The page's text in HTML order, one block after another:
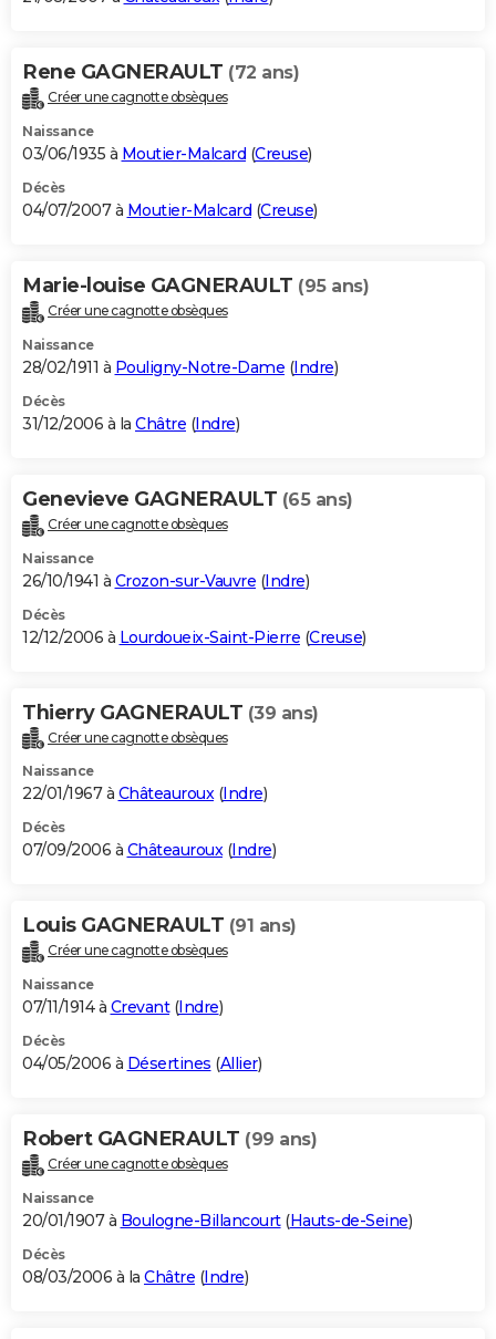
Rene GAGNERAULT (72 ans)
Créer une cagnotte obsèques
Naissance
03/06/1935 à Moutier-Malcard (Creuse)
Décès
04/07/2007 à Moutier-Malcard (Creuse)
Marie-louise GAGNERAULT (95 ans)
Créer une cagnotte obsèques
Naissance
28/02/1911 à Pouligny-Notre-Dame (Indre)
Décès
31/12/2006 à la Châtre (Indre)
Genevieve GAGNERAULT (65 ans)
Créer une cagnotte obsèques
Naissance
26/10/1941 à Crozon-sur-Vauvre (Indre)
Décès
12/12/2006 à Lourdoueix-Saint-Pierre (Creuse)
Thierry GAGNERAULT (39 ans)
Créer une cagnotte obsèques
Naissance
22/01/1967 à Châteauroux(Indre)
Décès
07/09/2006 à Châteauroux(Indre)
Louis GAGNERAULT (91 ans)
Créer une cagnotte obsèques
Naissance
07/11/1914 à Crevant(Indre)
Décès
04/05/2006 à Désertines (Allier)
Robert GAGNERAULT (99 ans)
Créer une cagnotte obsèques
Naissance
20/01/1907 à Boulogne-Billancourt(Hauts-de-Seine)
Décès
08/03/2006 à la Châtre (Indre)